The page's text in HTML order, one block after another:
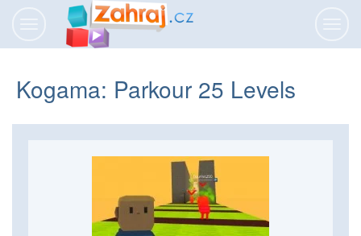
Kogama: Parkour 25 Levels